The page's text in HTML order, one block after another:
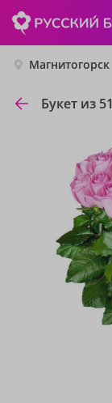
Магнитогорск
Букет из